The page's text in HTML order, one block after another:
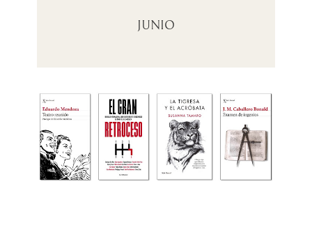
JUNIO